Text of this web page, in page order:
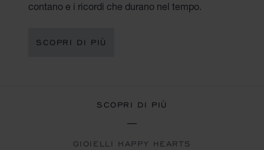
contano e i ricordi che durano nel tempo.
SCOPRI DI PIÙ
SCOPRI DI PIÙ
GIOIELLI HAPPY HEARTS